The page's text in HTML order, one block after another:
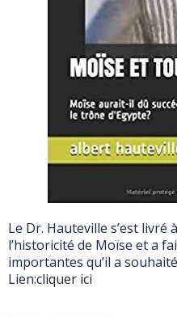
Le Dr. Hauteville s’est
l’historicité de Moïse et a
importantes qu’il a
Lien:cliquer ici